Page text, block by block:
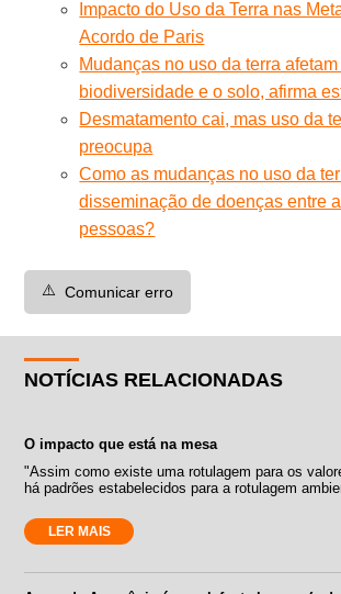
Impacto do Uso da Terra nas
Acordo de Paris
Mudanças no uso da terra afetam
biodiversidade e o solo, afirma
Desmatamento cai, mas uso da
preocupa
Como as mudanças no uso da
disseminação de doenças entre
pessoas?
⚠️ Comunicar erro
NOTÍCIAS RELACIONADAS
O impacto que está na mesa
"Assim como existe uma rotulagem para os
há padrões estabelecidos para a rotulagem
LER MAIS